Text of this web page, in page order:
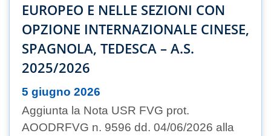
EUROPEO E NELLE SEZIONI CON
OPZIONE INTERNAZIONALE CINESE,
SPAGNOLA, TEDESCA – A.S.
2025/2026
5 giugno 2026
Aggiunta la Nota USR FVG prot.
AOODRFVG n. 9596 dd. 04/06/2026 alla